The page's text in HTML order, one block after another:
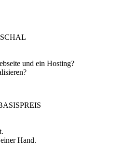
und ein Hosting?
Hand.